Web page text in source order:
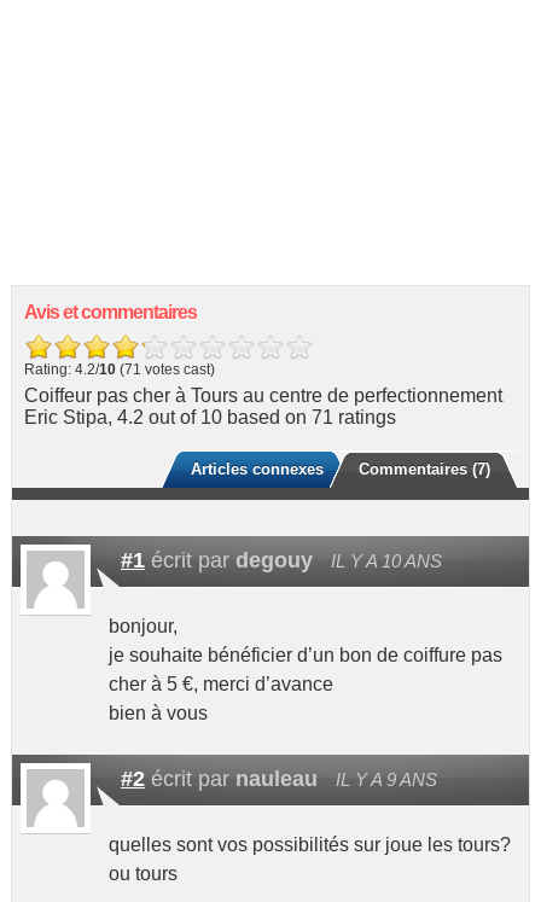
Avis et commentaires
Rating: 4.2/10(71 votes cast)
Coiffeur pas cher à Tours au centre de perfectionnement
Eric Stipa, 4.2 out of 10based on 71 ratings
Commentaires (7)
Articles connexes
#1écrit par degouy IL Y A 10 ANS
bonjour,
je souhaite bénéficier d’un bon de coiffure pas
cher à 5 €, merci d’avance
bien à vous
#2écrit par nauleau IL Y A 9 ANS
quelles sont vos possibilités sur joue les tours?
ou tours